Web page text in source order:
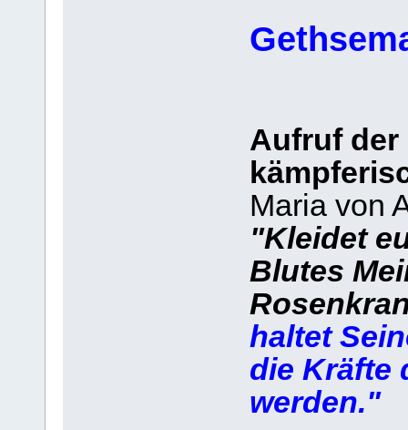
Aufruf der
Maria von
"Kleidet
Blutes
haltet
die Kräfte
werden."